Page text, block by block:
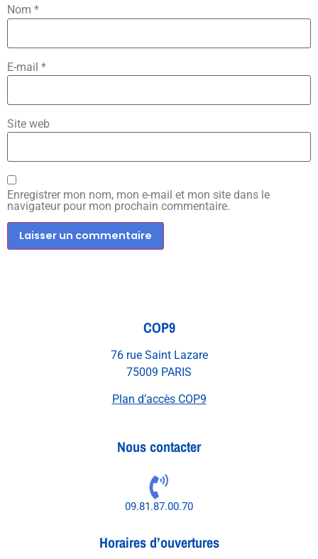
Nom *
E-mail *
Site web
Enregistrer mon nom, mon e-mail et mon site dans le
navigateur pour mon prochain commentaire.
COP9
76 rue Saint Lazare
75009 PARIS
Plan d’accès COP9
Nous contacter
09.81.87.00.70
Horaires d’ouvertures